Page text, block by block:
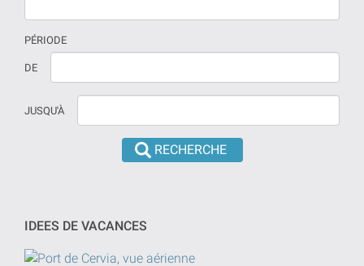
PÉRIODE
Si
aucune
n'est
à
partir
La
être
DE
JUSQU'À
IDEES DE VACANCES